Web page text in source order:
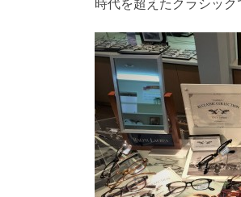
時代を超えたクラシッ